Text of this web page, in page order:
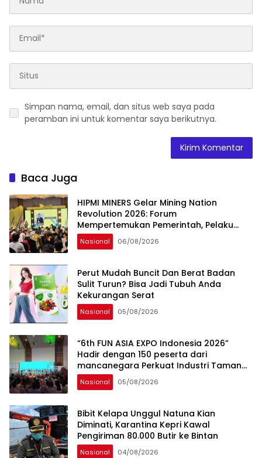
Simpan nama, email, dan situs web saya pada
peramban ini untuk komentar saya berikutnya.
Baca Juga
HIPMI MINERS Gelar Mining Nation
Revolution 2026: Forum
Mempertemukan Pemerintah, Pelaku
Industri, Investor, Akademisi, dan
Pengusaha dalam Mendukung
Nasional 06/08/2026
Perut Mudah Buncit Dan Berat Badan
Sulit Turun? Bisa Jadi Tubuh Anda
Kekurangan Serat
Nasional 05/08/2026
“6th FUN ASIA EXPO Indonesia 2026”
Hadir dengan 150 peserta dari
mancanegara Perkuat Industri Taman
Rekreasi dan Ekosistem Pariwisata di
Tanah Air
Nasional 05/08/2026
Bibit Kelapa Unggul Natuna Kian
Diminati, Karantina Kepri Kawal
Pengiriman 80.000 Butir ke Bintan
Nasional 04/08/2026